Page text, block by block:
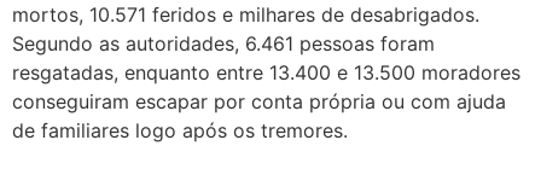
mortos, 10.571 feridos e milhares de desabrigados.
Segundo as autoridades, 6.461 pessoas foram
resgatadas, enquanto entre 13.400 e 13.500 moradores
conseguiram escapar por conta própria ou com ajuda
de familiares logo após os tremores.